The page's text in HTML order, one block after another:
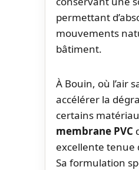
permettant
mouvements
bâtiment.
À Bouin, où l’air
accélérer la
certains
membrane PVC
excellente tenue
Sa formulation